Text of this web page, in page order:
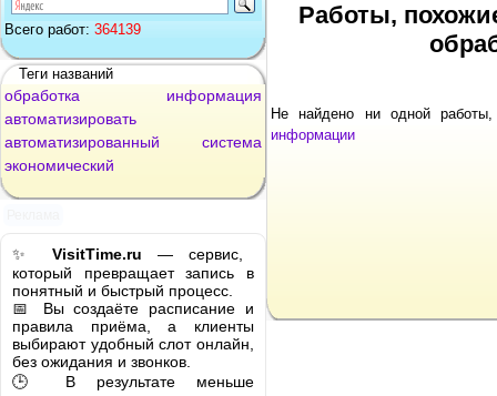
Всего работ: 364139
Теги названий
обработка
информация
автоматизировать
автоматизированный
система
экономический
✨ VisitTime.ru — сервис,
который превращает запись в
понятный и быстрый процесс.
📅 Вы создаёте расписание и
правила приёма, а клиенты
выбирают удобный слот онлайн,
без ожидания и звонков.
🕒 В результате меньше
Работы,
Не найдено ни одной
информации